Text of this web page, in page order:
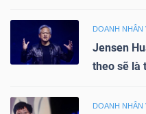
DOANH NHÂN
Jensen
theo sẽ là
DOANH NHÂN